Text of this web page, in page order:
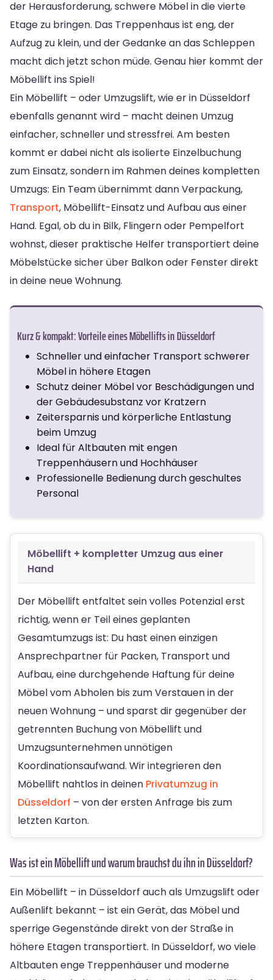
der Herausforderung, schwere Möbel in die vierte
Etage zu bringen. Das Treppenhaus ist eng, der
Aufzug zu klein, und der Gedanke an das Schleppen
macht dich jetzt schon müde. Genau hier kommt der
Möbellift ins Spiel!
Ein Möbellift – oder Umzugslift, wie er in Düsseldorf
ebenfalls genannt wird – macht deinen Umzug
einfacher, schneller und stressfrei. Am besten
kommt er dabei nicht als isolierte Einzelbuchung
zum Einsatz, sondern im Rahmen deines kompletten
Umzugs: Ein Team übernimmt dann Verpackung,
Transport, Möbellift-Einsatz und Aufbau aus einer
Hand. Egal, ob du in Bilk, Flingern oder Pempelfort
wohnst, dieser praktische Helfer transportiert deine
Möbelstücke sicher über Balkon oder Fenster direkt
in deine neue Wohnung.
Kurz & kompakt: Vorteile eines Möbellifts in Düsseldorf
Schneller und einfacher Transport schwerer
Möbel in höhere Etagen
Schutz deiner Möbel vor Beschädigungen und
der Gebäudesubstanz vor Kratzern
Zeitersparnis und körperliche Entlastung
beim Umzug
Ideal für Altbauten mit engen
Treppenhäusern und Hochhäuser
Professionelle Bedienung durch geschultes
Personal
Möbellift + kompletter Umzug aus einer
Hand
Der Möbellift entfaltet sein volles Potenzial erst
richtig, wenn er Teil eines geplanten
Gesamtumzugs ist: Du hast einen einzigen
Ansprechpartner für Packen, Transport und
Aufbau, eine durchgehende Haftung für deine
Möbel vom Abholen bis zum Verstauen in der
neuen Wohnung – und sparst dir gegenüber der
getrennten Buchung von Möbellift und
Umzugsunternehmen unnötigen
Koordinationsaufwand. Wir integrieren den
Möbellift nahtlos in deinen Privatumzug in
Düsseldorf – von der ersten Anfrage bis zum
letzten Karton.
Was ist ein Möbellift und warum brauchst du ihn in Düsseldorf?
Ein Möbellift – in Düsseldorf auch als Umzugslift oder
Außenlift bekannt – ist ein Gerät, das Möbel und
sperrige Gegenstände direkt von der Straße in
höhere Etagen transportiert. In Düsseldorf, wo viele
Altbauten enge Treppenhäuser und moderne